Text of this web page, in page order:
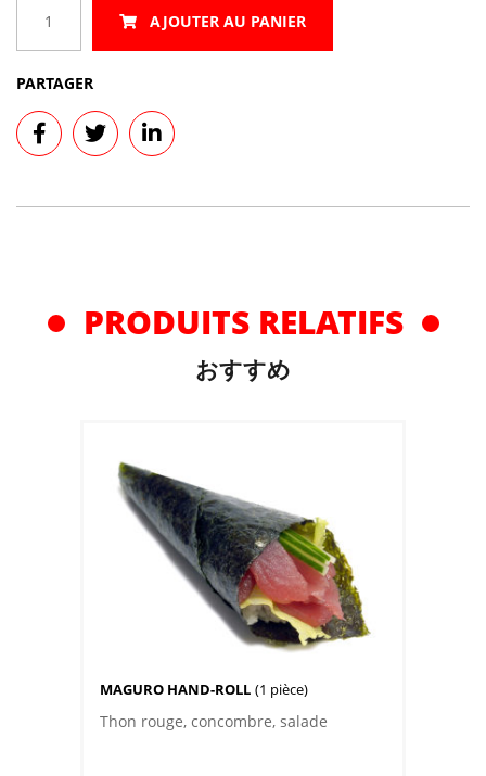
Maguro
AJOUTER AU PANIER
PARTAGER
PRODUITS RELATIFS
おすすめ
MAGURO HAND-ROLL (1 pièce)
Thon rouge, concombre, salade